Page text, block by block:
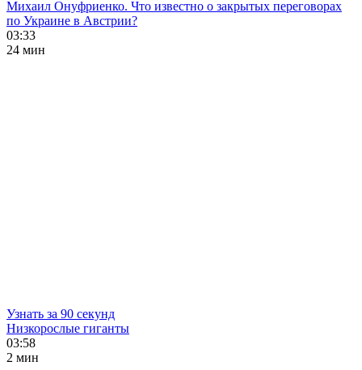
Михаил Онуфриенко. Что известно о закрытых переговорах
по Украине в Австрии?
03:33
24 мин
Узнать за 90 секунд
Низкорослые гиганты
03:58
2 мин